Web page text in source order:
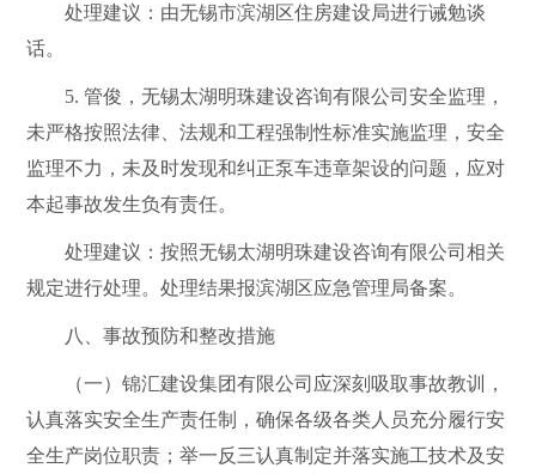
处理建议： 由无锡市滨湖区住房建设局进行诫勉谈
话。
5.管俊，无锡太湖明珠建设咨询有限公司安全监理，
未严格按照法律、法规和工程强制性标准实施监理，安全
监理不力，未及时发现和纠正泵车违章架设的问题，应对
本起事故发生负有责任。
处理建议：按照无锡太湖明珠建设咨询有限公司相关
规定进行处理。处理结果报滨湖区应急管理局备案。
八、事故预防和整改措施
（一）锦汇建设集团有限公司应深刻吸取事故教训，
认真落实安全生产责任制，确保各级各类人员充分履行安
全生产岗位职责；举一反三认真制定并落实施工技术及安